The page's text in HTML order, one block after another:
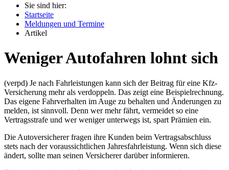
Sie sind hier:
Startseite
Meldungen und Termine
Artikel
Weniger Autofahren lohnt sich
(verpd) Je nach Fahrleistungen kann sich der Beitrag für eine Kfz-
Versicherung mehr als verdoppeln. Das zeigt eine Beispielrechnung.
Das eigene Fahrverhalten im Auge zu behalten und Änderungen zu
melden, ist sinnvoll. Denn wer mehr fährt, vermeidet so eine
Vertragsstrafe und wer weniger unterwegs ist, spart Prämien ein.
Die Autoversicherer fragen ihre Kunden beim Vertragsabschluss
stets nach der voraussichtlichen Jahresfahrleistung. Wenn sich diese
ändert, sollte man seinen Versicherer darüber informieren.